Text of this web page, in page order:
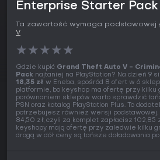
Enterprise Starter Pack
Ta zawartość wymaga podstawowej
V
★★★★★
Gdzie kupić Grand Theft Auto V -
Pack najtaniej na PlayStation? Na dzień 9
18,35 zł w Eneba, spośród 8 ofert w 6
platformie, bo keyshop ma ofertę przy kilku
porównaniem sklepów warto sprawdzić
PSN oraz katalog PlayStation Plus. To
potrzebujesz również wersji podstawowej.
84,50 zł, czyli za komplet zapłacisz 102,85
keyshopy mają ofertę przy zaledwie kilku
drogą w dół ceny są tańsze doładowania